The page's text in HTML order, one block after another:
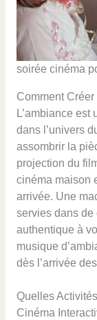
soirée cinéma
Comment
L’ambiance
dans l’univers
assombrir la
projection du
cinéma maison
arrivée. Une
servies dans de
authentique à
musique
dès l’arrivée
Quelles
Cinéma